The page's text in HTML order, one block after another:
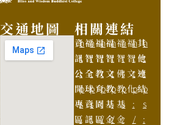
交通地圖 相關連結
資
訊
公
開
專
區
h
t
t
p
s
:
福
智
全
球
資
訊
h
t
t
p
s
:
福
智
教
育
園
區
h
t
t
p
:
/
福
智
文
教
基
金
h
t
t
p
:
/
福
智
佛
教
基
金
h
t
t
p
s
:
福
智
文
化
h
t
t
p
:
/
其
他
連
結
h
t
t
p
s
: